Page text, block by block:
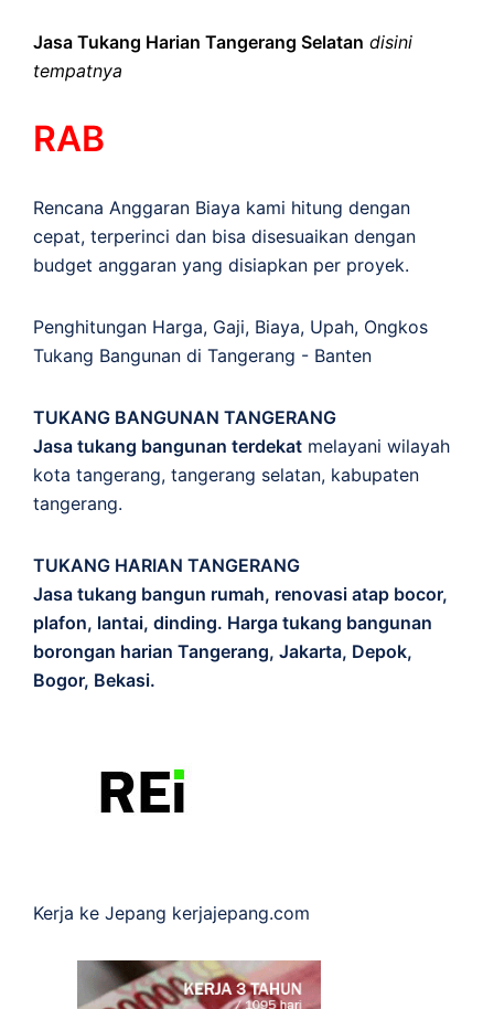
Jasa Tukang Harian Tangerang Selatan disini
tempatnya
RAB
Rencana Anggaran Biaya kami hitung dengan
cepat, terperinci dan bisa disesuaikan dengan
budget anggaran yang disiapkan per proyek.
Penghitungan Harga, Gaji, Biaya, Upah, Ongkos
Tukang Bangunan di Tangerang - Banten
TUKANG BANGUNAN TANGERANG
Jasa tukang bangunan terdekat melayani wilayah
kota tangerang, tangerang selatan, kabupaten
tangerang.
TUKANG HARIAN TANGERANG
Jasa tukang bangun rumah, renovasi atap bocor,
plafon, lantai, dinding. Harga tukang bangunan
borongan harian Tangerang, Jakarta, Depok,
Bogor, Bekasi.
Kerja ke Jepang kerjajepang.com